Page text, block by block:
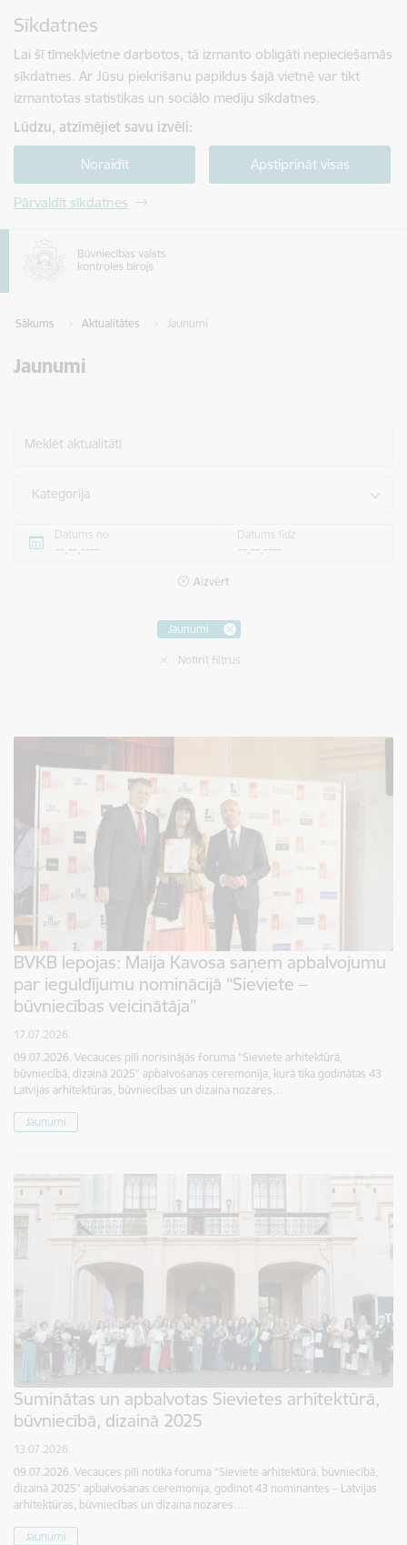
Sīkdatnes
Lai šī tīmekļvietne darbotos, tā izmanto obligāti nepieciešamās
sīkdatnes. Ar Jūsu piekrišanu papildus šajā vietnē var tikt
izmantotas statistikas un sociālo mediju sīkdatnes.
Lūdzu, atzīmējiet savu izvēli:
Noraidīt Apstiprināt visas
Pārvaldīt sīkdatnes
Sākums Aktualitātes Jaunumi
Jaunumi
Meklēt aktualitāti
Kategorija
Datums no Datums līdz
Aizvērt
Jaunumi
Notīrīt filtrus
BVKB lepojas: Maija Kavosa saņem apbalvojumu
par ieguldījumu nominācijā “Sieviete –
būvniecības veicinātāja”
17.07.2026.
09.07.2026. Vecauces pilī norisinājās foruma “Sieviete arhitektūrā,
būvniecībā, dizainā 2025” apbalvošanas ceremonija, kurā tika godinātas 43
Latvijas arhitektūras, būvniecības un dizaina nozares…
Jaunumi
Suminātas un apbalvotas Sievietes arhitektūrā,
būvniecībā, dizainā 2025
13.07.2026.
09.07.2026. Vecauces pilī notika foruma “Sieviete arhitektūrā, būvniecībā,
dizainā 2025” apbalvošanas ceremonija, godinot 43 nominantes – Latvijas
arhitektūras, būvniecības un dizaina nozares…
Jaunumi